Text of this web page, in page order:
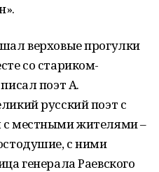
верховые прогулки
со стариком-
поэт А.
русский поэт с
с местными жителями –
с ними
генерала Раевского